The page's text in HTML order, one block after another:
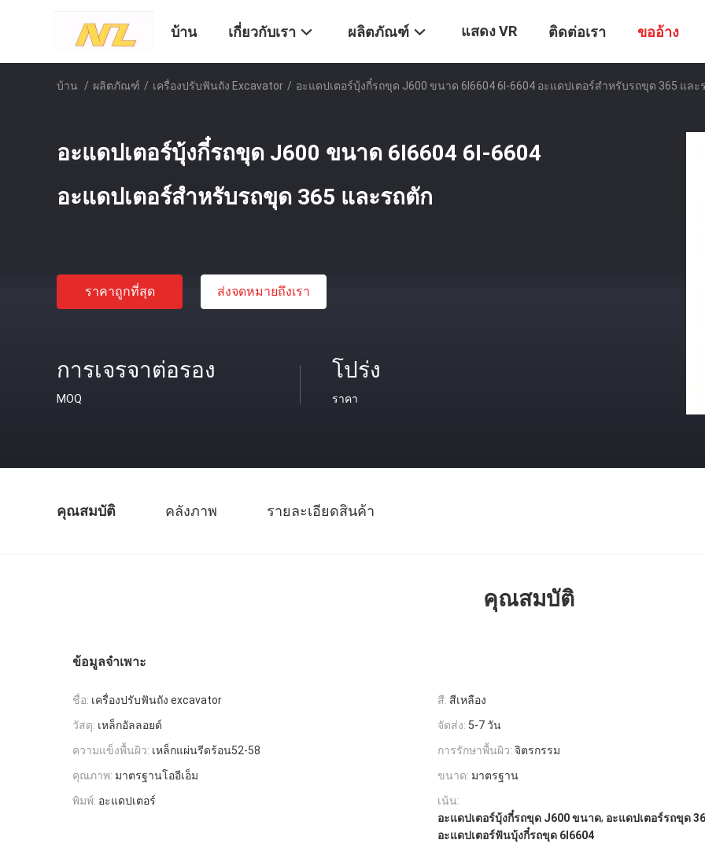
บ้าน เกี่ยวกับเรา ผลิตภัณฑ์ แสดง VR ติดต่อเรา ขออ้าง
บ้าน / ผลิตภัณฑ์ / เครื่องปรับฟันถัง Excavator / อะแดปเตอร์บุ้งกี๋รถขุด J600 ขนาด 6I6604 6I-6604 อะแดปเตอร์สำหรับรถขุด 365 และ
อะแดปเตอร์บุ้งกี๋รถขุด J600 ขนาด 6I6604 6I-6604
อะแดปเตอร์สำหรับรถขุด 365 และรถตัก
ราคาถูกที่สุด ส่งจดหมายถึงเรา
การเจรจาต่อรอง
MOQ
โปร่ง
ราคา
คุณสมบัติ คลังภาพ รายละเอียดสินค้า
คุณสมบัติ
ข้อมูลจำเพาะ
ชื่อ: เครื่องปรับฟันถัง excavator สี: สีเหลือง
วัสดุ: เหล็กอัลลอยด์ จัดส่ง: 5-7 วัน
ความแข็งพื้นผิว: เหล็กแผ่นรีดร้อน52-58 การรักษาพื้นผิว: จิตรกรรม
คุณภาพ: มาตรฐานโออีเอ็ม ขนาด: มาตรฐาน
พิมพ์: อะแดปเตอร์
เน้น:
อะแดปเตอร์บุ้งกี๋รถขุด J600 ขนาด, อะแดปเตอร์รถขุด
อะแดปเตอร์ฟันบุ้งกี๋รถขุด 6I6604